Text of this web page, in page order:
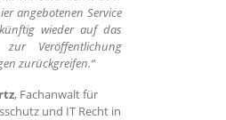
angebotenen Service
wieder auf das
zur Veröffentlichung
zurückgreifen.“
, Fachanwalt für
und IT Recht in